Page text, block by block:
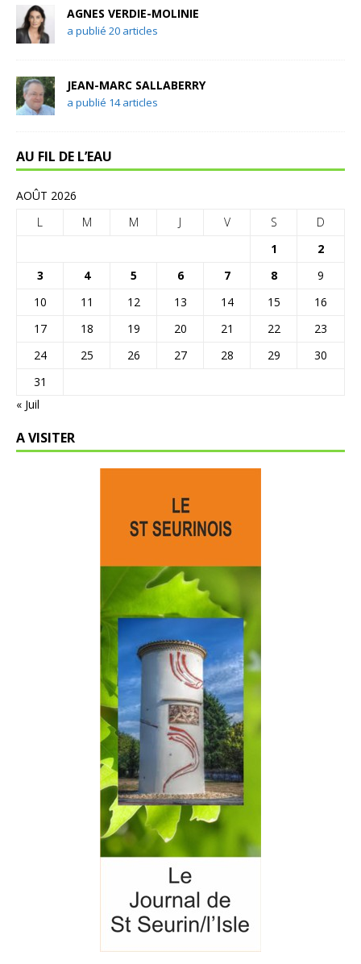
AGNES VERDIE-MOLINIE
a publié 20 articles
JEAN-MARC SALLABERRY
a publié 14 articles
AU FIL DE L’EAU
AOÛT 2026
L
M M J V S
D
1
2
3
4 5 6 7 8
9
10
11 12 13 14 15
16
17
18 19 20 21 22
23
24
25 26 27 28 29
30
31
« Juil
A VISITER